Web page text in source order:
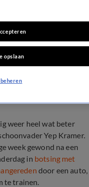
update
en zijn
weer heel wat beter
Yep Kramer.
week gewond na een
in botsing met
door een auto,
te trainen.
opslaan